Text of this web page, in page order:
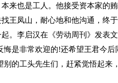
也是工人。他接受资本家的
王凤山，耐心地和他沟通，终
。李启汉在《劳动周刊》发表
是非常欢迎的!还希望王君今后
的工头先生们，赶紧觉悟起来